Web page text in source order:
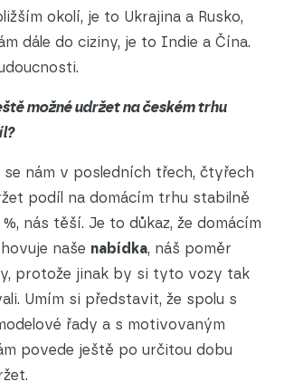
okolí, je to Ukrajina a Rusko,
dále do ciziny, je to Indie a Čína.
možné udržet na českém trhu
se nám v posledních třech, čtyřech
podíl na domácím trhu stabilně
%, nás těší. Je to důkaz, že domácím
naše nabídka, náš poměr
protože jinak by si tyto vozy tak
Umím si představit, že spolu s
řady a s motivovaným
povede ještě po určitou dobu